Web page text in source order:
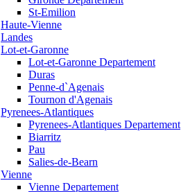
St-Emilion
Haute-Vienne
Landes
Lot-et-Garonne
Lot-et-Garonne Departement
Duras
Penne-d`Agenais
Tournon d'Agenais
Pyrenees-Atlantiques
Pyrenees-Atlantiques Departement
Biarritz
Pau
Salies-de-Bearn
Vienne
Vienne Departement